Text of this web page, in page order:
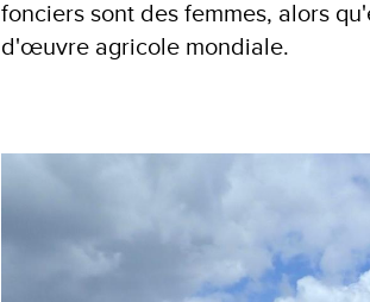
fonciers sont des femmes, alors
d'œuvre agricole mondiale.